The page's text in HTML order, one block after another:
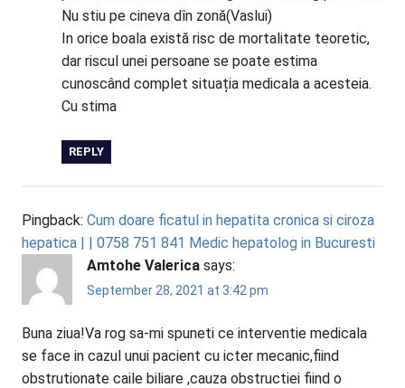
Nu stiu pe cineva dîn zonă(Vaslui)
In orice boala există risc de mortalitate teoretic,
dar riscul unei persoane se poate estima
cunoscând complet situația medicala a acesteia.
Cu stima
REPLY
Pingback: Cum doare ficatul in hepatita cronica si ciroza
hepatica | | 0758 751 841 Medic hepatolog in Bucuresti
Amtohe Valerica says:
September 28, 2021 at 3:42 pm
Buna ziua!Va rog sa-mi spuneti ce interventie medicala
se face in cazul unui pacient cu icter mecanic,fiind
obstrutionate caile biliare ,cauza obstructiei fiind o